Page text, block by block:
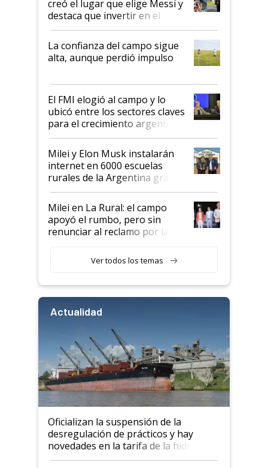
creó el lugar que elige Messi y
destaca que invertir en el
kirchnerismo era como "darle
plata a un hijo para droga":
Juan Félix Rossetti, el libertario
que de una dura crisis salió
de Milei
La confianza del campo sigue
alta, aunque perdió impulso
El FMI elogió al campo y lo
ubicó entre los sectores claves
para el crecimiento argentino
Milei y Elon Musk instalarán
internet en 6000 escuelas
rurales de la Argentina gracias
a un acuerdo con Starlink
Milei en La Rural: el campo
apoyó el rumbo, pero sin
renunciar al reclamo por las
Ver todos los temas
Actualidad
Oficializan la suspensión de la
desregulación de prácticos y hay
novedades en la tarifa de la hidrovía